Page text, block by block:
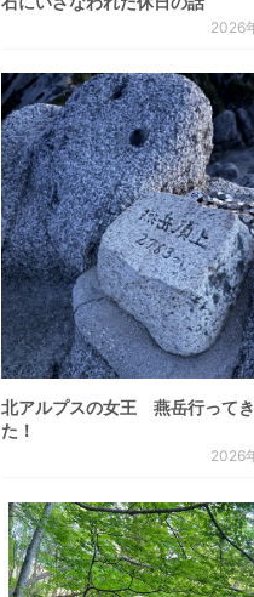
2026
北アルプスの女王 燕岳行って
た！
2026